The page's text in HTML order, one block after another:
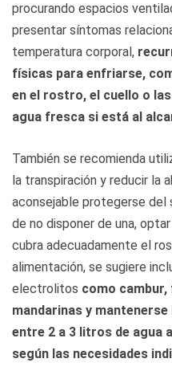
procurando espacios
presentar síntomas
temperatura corporal,
físicas para enfriarse,
en el rostro, el cuello o
agua fresca si está al
También se recomienda
la transpiración y reducir la
aconsejable protegerse del
de no disponer de una,
cubra adecuadamente el
alimentación, se sugiere
electrolitos como
mandarinas y
entre 2 a 3 litros de agua
según las necesidades